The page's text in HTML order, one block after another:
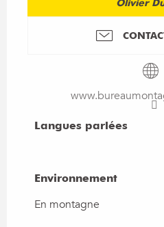
Langues parlées
Langues parlées
Environnement
Environnement
En montagne